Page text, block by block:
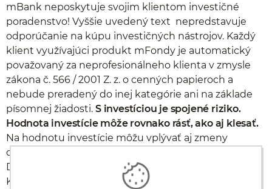
mBank neposkytuje svojim klientom investičné
poradenstvo! Vyššie uvedený text nepredstavuje
odporúčanie na kúpu investičných nástrojov. Každý
klient využívajúci produkt mFondy je automatický
považovaný za neprofesionálneho klienta v zmysle
zákona č. 566 / 2001 Z. z. o cenných papieroch a
nebude preradený do inej kategórie ani na základe
písomnej žiadosti. S investíciou je spojené riziko.
Hodnota investície môže rovnako rásť, ako aj klesať.
Na hodnotu investície môžu vplývať aj zmeny
devízových kurzov a zmeny úrokových sadzieb.
Doterajší výnos nie je zárukou budúcich výnosov.
Klienti mBank sa môžu oboznámiť s relevantnými